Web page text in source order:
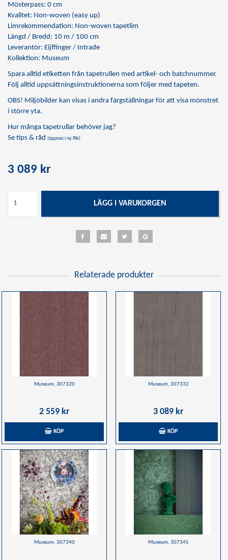
Mösterpass: 0 cm
Kvalitet: Non-woven (easy up)
Limrekommendation: Non-woven tapetlim
Längd / Bredd: 10 m / 100 cm
Leverantör: Eijffinger / Intrade
Kollektion: Museum
Spara alltid etiketten från tapetrullen med artikel- och batchnummer.
Följ alltid uppsättningsinstruktionerna som följer med tapeten.
OBS! Miljöbilder kan visas i andra färgställningar för att visa mönstret
i större yta.
Hur många tapetrullar behöver jag?
Se tips & råd (öppnas i ny flik)
3 089 kr
LÄGG I VARUKORGEN
Relaterade produkter
Museum, 307320
2 559 kr
KÖP
Museum, 307332
3 089 kr
KÖP
Museum, 307340 Museum, 307345